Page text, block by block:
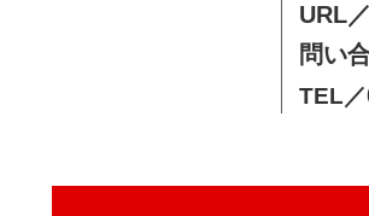
URL
問い
TEL／